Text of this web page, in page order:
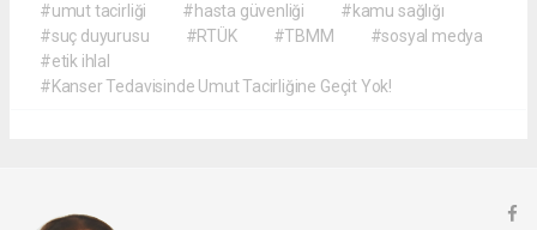
#umut tacirliği
#hasta güvenliği
#kamu sağlığı
#suç duyurusu
#RTÜK #TBMM
#sosyal medya
#etik ihlal
#Kanser Tedavisinde Umut Tacirliğine Geçit Yok!